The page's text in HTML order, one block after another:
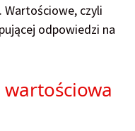
czyli
odpowiedzi na
wartościowa